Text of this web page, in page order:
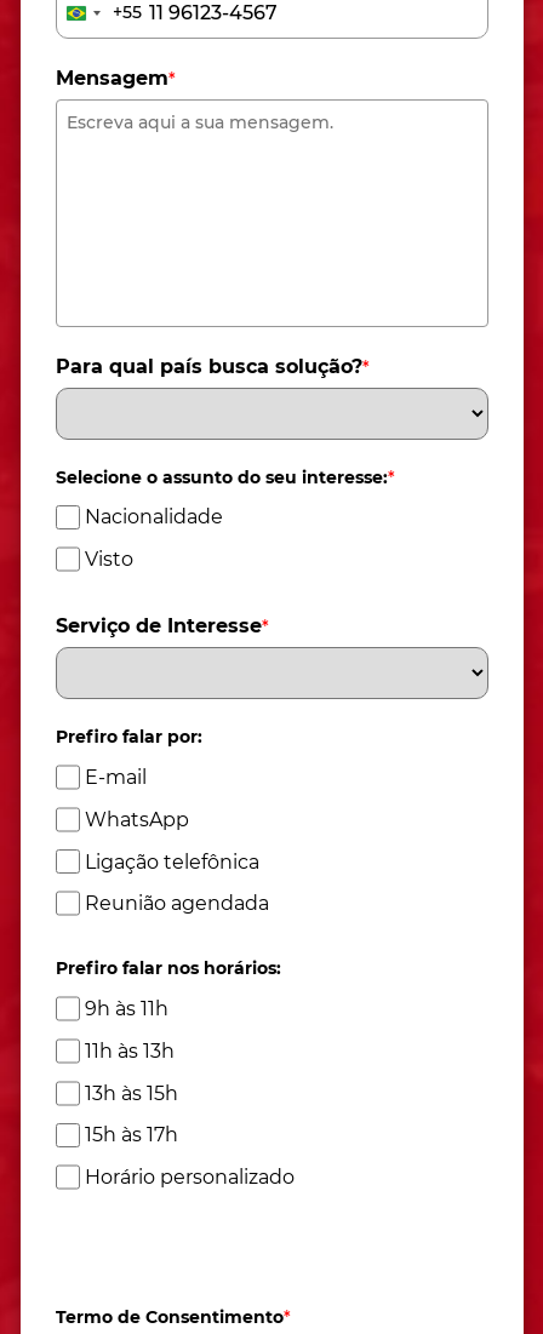
Brazil
+55
+55
Mensagem*
Para qual país busca solução?*
Selecione o assunto do seu interesse:*
Nacionalidade
Visto
Serviço de Interesse*
Prefiro falar por:
E-mail
WhatsApp
Ligação telefônica
Reunião agendada
Prefiro falar nos horários:
9h às 11h
11h às 13h
13h às 15h
15h às 17h
Horário personalizado
Termo de Consentimento*